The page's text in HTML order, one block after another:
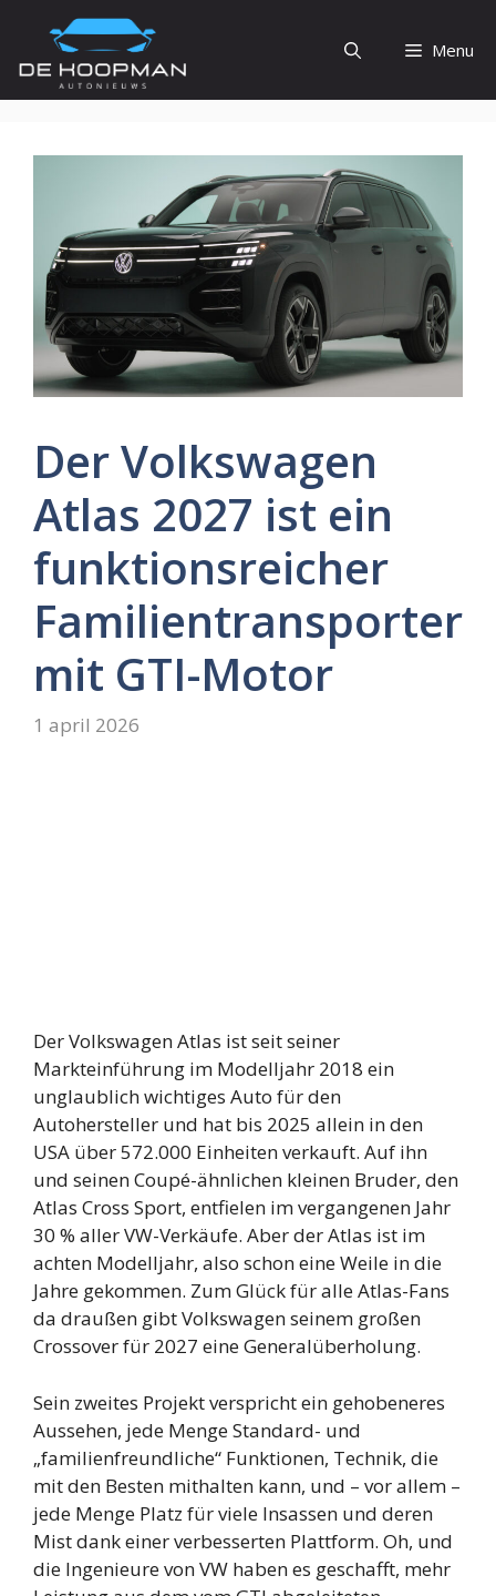
de
inhoud
Menu
Der Volkswagen
Atlas 2027 ist ein
funktionsreicher
Familientransporter
mit GTI-Motor
1 april 2026
Der Volkswagen Atlas ist seit seiner
Markteinführung im Modelljahr 2018 ein
unglaublich wichtiges Auto für den
Autohersteller und hat bis 2025 allein in den
USA über 572.000 Einheiten verkauft. Auf ihn
und seinen Coupé-ähnlichen kleinen Bruder, den
Atlas Cross Sport, entfielen im vergangenen Jahr
30 % aller VW-Verkäufe. Aber der Atlas ist im
achten Modelljahr, also schon eine Weile in die
Jahre gekommen. Zum Glück für alle Atlas-Fans
da draußen gibt Volkswagen seinem großen
Crossover für 2027 eine Generalüberholung.
Sein zweites Projekt verspricht ein gehobeneres
Aussehen, jede Menge Standard- und
„familienfreundliche“ Funktionen, Technik, die
mit den Besten mithalten kann, und – vor allem –
jede Menge Platz für viele Insassen und deren
Mist dank einer verbesserten Plattform. Oh, und
die Ingenieure von VW haben es geschafft, mehr